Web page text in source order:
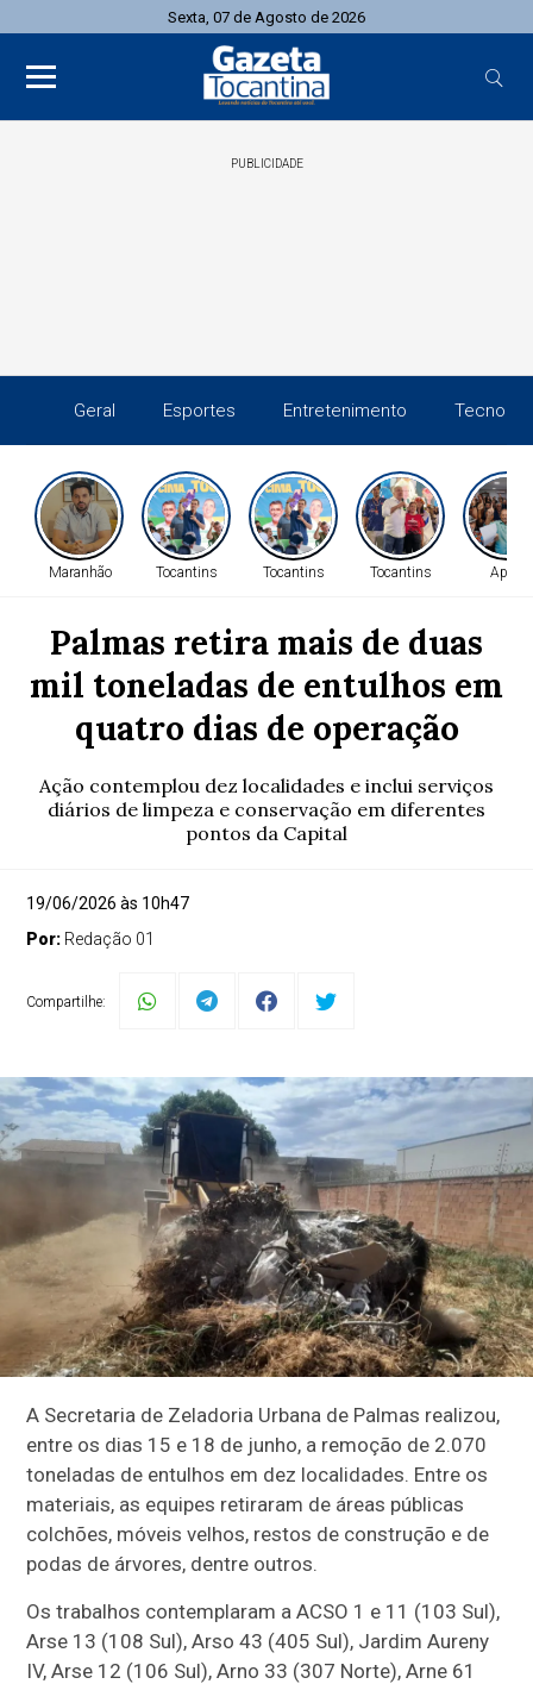
Sexta, 07 de Agosto de 2026
PUBLICIDADE
Geral Esportes Entretenimento
Maranhão Tocantins Tocantins Tocantins Apoio
Palmas retira mais de duas
mil toneladas de entulhos em
quatro dias de operação
Ação contemplou dez localidades e inclui serviços
diários de limpeza e conservação em diferentes
pontos da Capital
19/06/2026 às 10h47
Por: Redação 01
Compartilhe:
A Secretaria de Zeladoria Urbana de Palmas realizou,
entre os dias 15 e 18 de junho, a remoção de 2.070
toneladas de entulhos em dez localidades. Entre os
materiais, as equipes retiraram de áreas públicas
colchões, móveis velhos, restos de construção e de
podas de árvores, dentre outros.
Os trabalhos contemplaram a ACSO 1 e 11 (103 Sul),
Arse 13 (108 Sul), Arso 43 (405 Sul), Jardim Aureny
IV, Arse 12 (106 Sul), Arno 33 (307 Norte), Arne 61